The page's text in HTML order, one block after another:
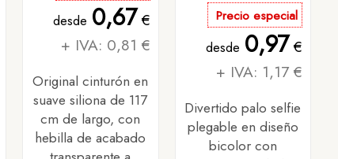
desde 0,67 €
+ IVA: 0,81 €
Original cinturón en
suave siliona de 117
cm de largo, con
hebilla de acabado
Precio especial
desde 0,97 €
+ IVA: 1,17 €
Divertido palo selfie
plegable en diseño
bicolor con